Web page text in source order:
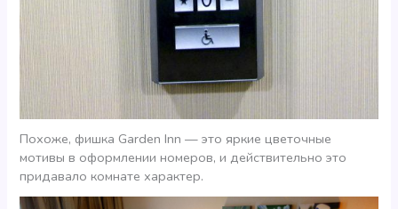
Похоже, фишка Garden Inn — это яркие цветочные
мотивы в оформлении номеров, и действительно это
придавало комнате характер.